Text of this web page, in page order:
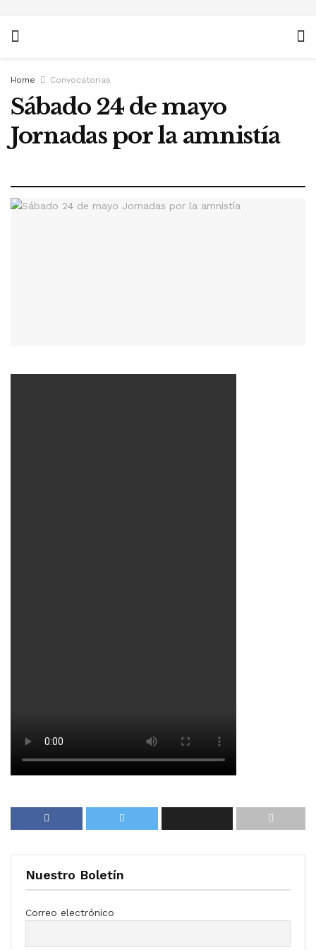
Home Convocatorias
Sábado 24 de mayo
Jornadas por la amnistía
Nuestro Boletín
Correo electrónico